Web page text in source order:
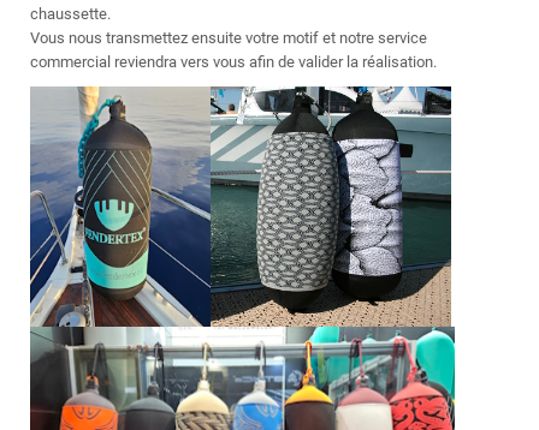
chaussette.
Vous nous transmettez ensuite votre motif et notre service
commercial reviendra vers vous afin de valider la réalisation.